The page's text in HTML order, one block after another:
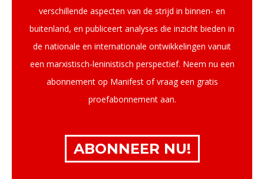
verschillende aspecten van de strijd in binnen- en
buitenland, en publiceert analyses die inzicht bieden in
de nationale en internationale ontwikkelingen vanuit
een marxistisch-leninistisch perspectief. Neem nu een
abonnement op Manifest of vraag een gratis
proefabonnement aan.
ABONNEER NU!